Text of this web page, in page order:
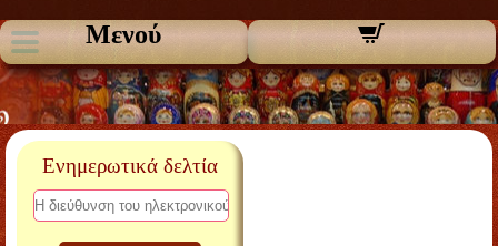
Μενού
Ενημερωτικά δελτία